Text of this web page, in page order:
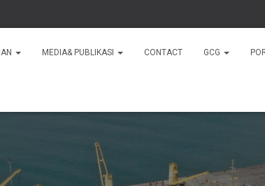
MEDIA& PUBLIKASI CONTACT GCG